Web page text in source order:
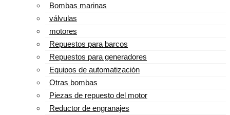
Bombas marinas
válvulas
motores
Repuestos para barcos
Repuestos para generadores
Equipos de automatización
Otras bombas
Piezas de repuesto del motor
Reductor de engranajes